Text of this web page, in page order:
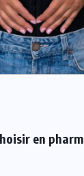
en